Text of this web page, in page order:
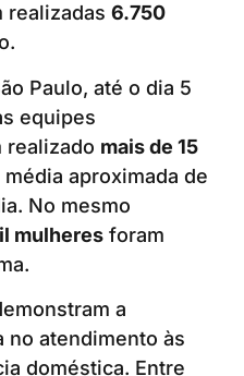
realizadas 6.750
Paulo, até o dia 5
equipes
realizado mais de 15
média aproximada de
No mesmo
mulheres foram
a
no atendimento às
doméstica. Entre